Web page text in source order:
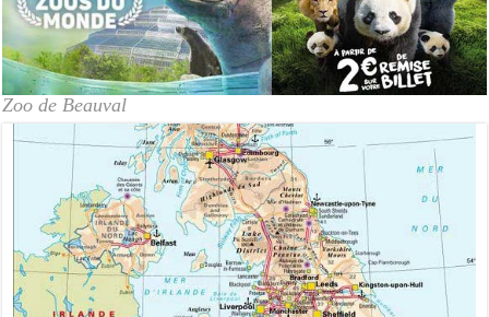
Zoo de Beauval